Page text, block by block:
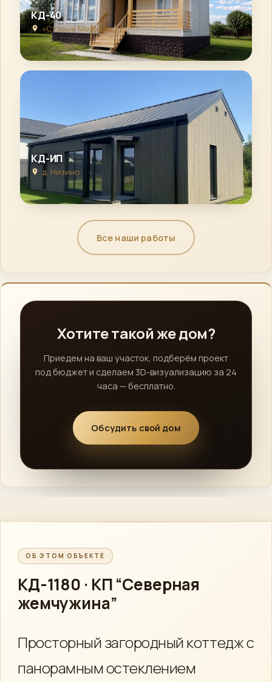
КД-40
«Старые Медуши»
КД-ИП
д. Низино
Все наши работы
Хотите такой же дом?
Приедем на ваш участок, подберём проект
под бюджет и сделаем 3D-визуализацию за 24
часа — бесплатно.
Обсудить свой дом
ОБ ЭТОМ ОБЪЕКТЕ
КД-1180 · КП “Северная
жемчужина”
Просторный загородный коттедж с
панорамным остеклением